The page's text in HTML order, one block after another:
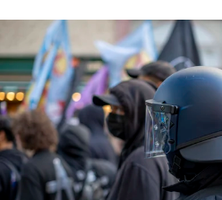
sport
berlin
nord
wahrheit
verlag